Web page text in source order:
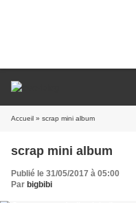
Accueil » scrap mini album
scrap mini album
Publié le 31/05/2017 à 05:00
Par bigbibi